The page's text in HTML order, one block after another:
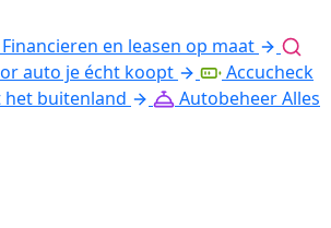
Financieren en leasen op maat
auto je écht koopt
Accucheck
buitenland AutobeheerAlles